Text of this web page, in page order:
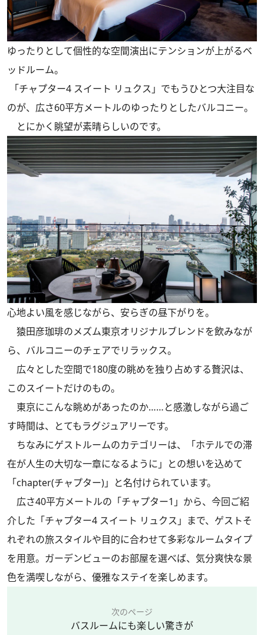
ゆったりとして個性的な空間演出にテンションが上がるベ
ッドルーム。
「チャプター4 スイート リュクス」でもうひとつ大注目な
のが、広さ60平方メートルのゆったりとしたバルコニー。
とにかく眺望が素晴らしいのです。
心地よい風を感じながら、安らぎの昼下がりを。
猿田彦珈琲のメズム東京オリジナルブレンドを飲みなが
ら、バルコニーのチェアでリラックス。
広々とした空間で180度の眺めを独り占めする贅沢は、
このスイートだけのもの。
東京にこんな眺めがあったのか……と感激しながら過ご
す時間は、とてもラグジュアリーです。
ちなみにゲストルームのカテゴリーは、「ホテルでの滞
在が人生の大切な一章になるように」との想いを込めて
「chapter(チャプター)」と名付けられています。
広さ40平方メートルの「チャプター1」から、今回ご紹
介した「チャプター4 スイート リュクス」まで、ゲストそ
れぞれの旅スタイルや目的に合わせて多彩なルームタイプ
を用意。ガーデンビューのお部屋を選べば、気分爽快な景
色を満喫しながら、優雅なステイを楽しめます。
次のページ
バスルームにも楽しい驚きが